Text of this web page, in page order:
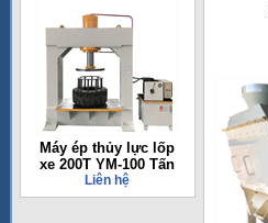
Máy ép thủy lực lốp
xe 200T YM-100 Tấn
Liên hệ